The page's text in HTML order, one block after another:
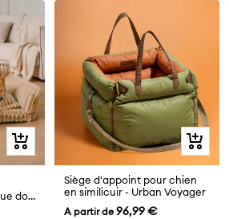
Aperçu
rapide
Lit canapé orthopédique doux lavable et moelleux pour chien - Rêve Douillet
Aperçu
rapide
Siège d'appoint pour chien
en similicuir - Urban Voyager
Prix
A partir de 96,99 €